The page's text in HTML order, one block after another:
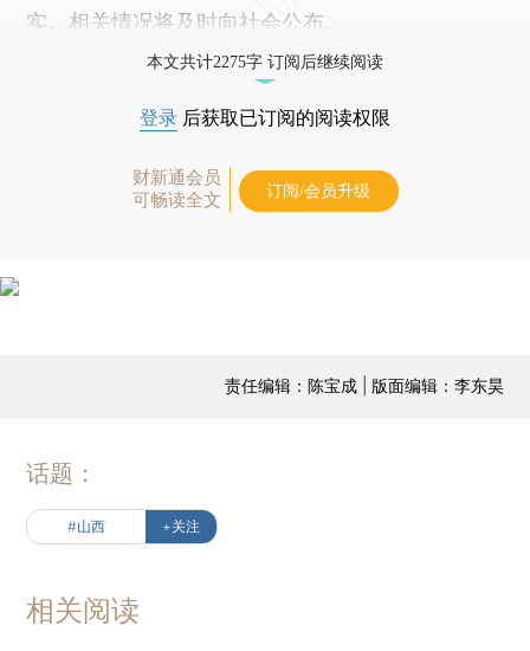
实。相关情况将及时向社会公布。
本文共计2275字 订阅后继续阅读
登录 后获取已订阅的阅读权限
财新通会员
可畅读全文
订阅/会员升级
责任编辑：陈宝成 | 版面编辑：李东昊
话题：
#山西 +关注
相关阅读